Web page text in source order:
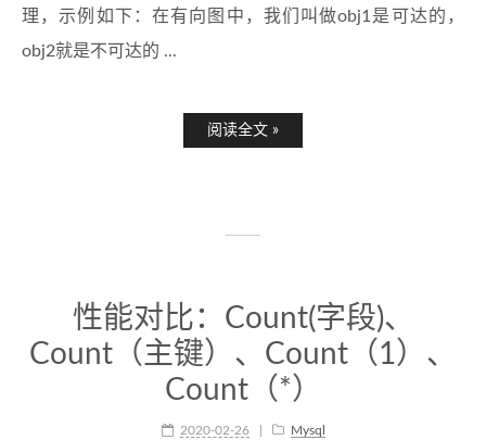
理，示例如下：在有向图中，我们叫做obj1是可达的，
obj2就是不可达的 ...
阅读全文 »
性能对比：Count(字段)、
Count（主键）、Count（1）、
Count（*）
2020-02-26 Mysql